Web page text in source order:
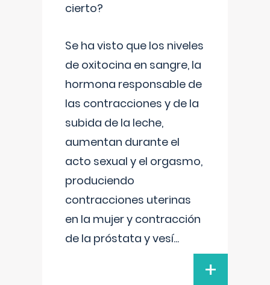
cierto?
Se ha visto que los niveles
de oxitocina en sangre, la
hormona responsable de
las contracciones y de la
subida de la leche,
aumentan durante el
acto sexual y el orgasmo,
produciendo
contracciones uterinas
en la mujer y contracción
de la próstata y vesí...
+